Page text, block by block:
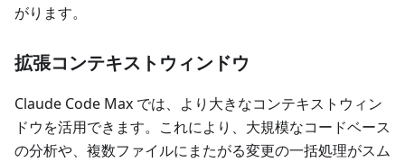
がります。
拡張コンテキストウィンドウ
Claude Code Max では、より大きなコンテキストウィン
ドウを活用できます。これにより、大規模なコードベース
の分析や、複数ファイルにまたがる変更の一括処理がスム